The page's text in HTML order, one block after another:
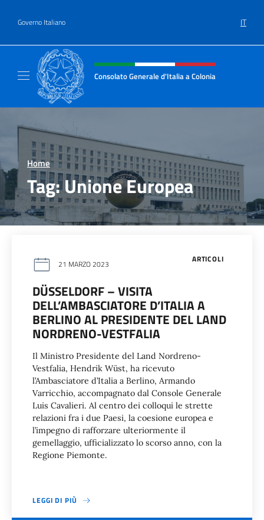
Governo Italiano IT
Intestazione sito, social e menù
Consolato Generale d'Italia a Colonia
Home >
Tag:Unione Europea
ARTICOLI
21 MARZO 2023
DÜSSELDORF – VISITA
DELL’AMBASCIATORE D’ITALIA A
BERLINO AL PRESIDENTE DEL LAND
NORDRENO-VESTFALIA
Il Ministro Presidente del Land Nordreno-
Vestfalia, Hendrik Wüst, ha ricevuto
l’Ambasciatore d’Italia a Berlino, Armando
Varricchio, accompagnato dal Console Generale
Luis Cavalieri. Al centro dei colloqui le strette
relazioni fra i due Paesi, la coesione europea e
l’impegno di rafforzare ulteriormente il
gemellaggio, ufficializzato lo scorso anno, con la
Regione Piemonte.
LEGGI DI PIÙ